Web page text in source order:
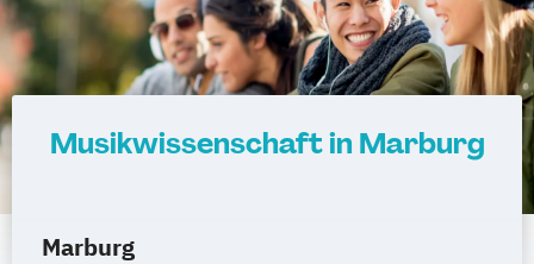
Musikwissenschaft in Marburg
Marburg